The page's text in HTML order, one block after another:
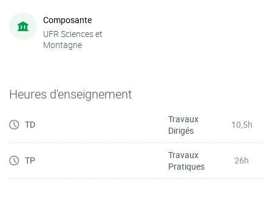
Composante
UFR Sciences et
Montagne
Heures d'enseignement
TD
Travaux
Dirigés
10,5h
TP
Travaux
Pratiques
26h